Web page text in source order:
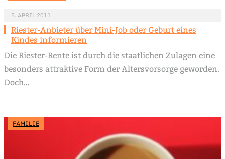
5. APRIL 2011
Riester-Anbieter über Mini-Job oder Geburt eines
Kindes informieren
Die Riester-Rente ist durch die staatlichen Zulagen eine
besonders attraktive Form der Altersvorsorge geworden.
Doch…
FAMILIE